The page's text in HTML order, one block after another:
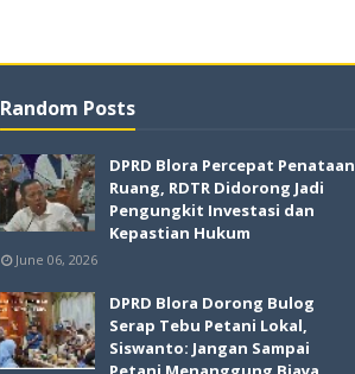
Random Posts
DPRD Blora Percepat Penataan
Ruang, RDTR Didorong Jadi
Pengungkit Investasi dan
Kepastian Hukum
June 06, 2026
DPRD Blora Dorong Bulog
Serap Tebu Petani Lokal,
Siswanto: Jangan Sampai